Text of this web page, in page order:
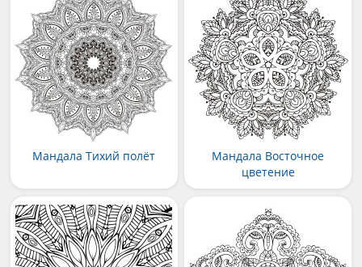
Мандала Тихий полёт
Мандала Восточное
цветение